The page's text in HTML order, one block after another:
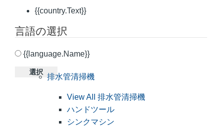
{{country.Text}}
言語の選択
{{language.Name}}
選択
排水管清掃機
View All 排水管清掃機
ハンドツール
シンクマシン